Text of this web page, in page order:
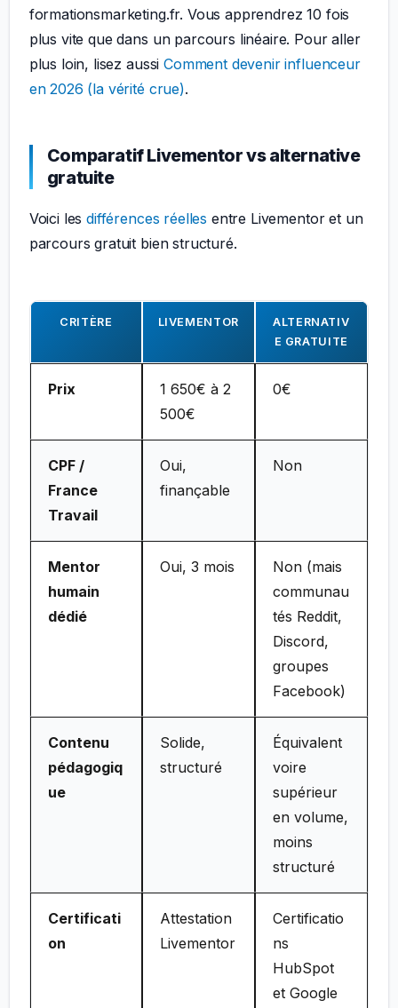
formationsmarketing.fr. Vous apprendrez 10 fois
plus vite que dans un parcours linéaire. Pour aller
plus loin, lisez aussiComment devenir influenceur
en 2026 (la vérité crue).
Comparatif Livementor vs alternative
gratuite
Voici lesdifférences réelles entre Livementor et un
parcours gratuit bien structuré.
CRITÈRE LIVEMENTOR
ALTERNATIV
E GRATUITE
Prix
1 650€ à 2
500€
0€
CPF /
France
Travail
Oui,
finançable
Non
Mentor
humain
dédié
Oui, 3 mois
Non (mais
communau
tés Reddit,
Discord,
groupes
Facebook)
Contenu
pédagogiq
ue
Solide,
structuré
Équivalent
voire
supérieur
en volume,
moins
structuré
Certificati
on
Attestation
Livementor
Certificatio
ns
HubSpot
et Google